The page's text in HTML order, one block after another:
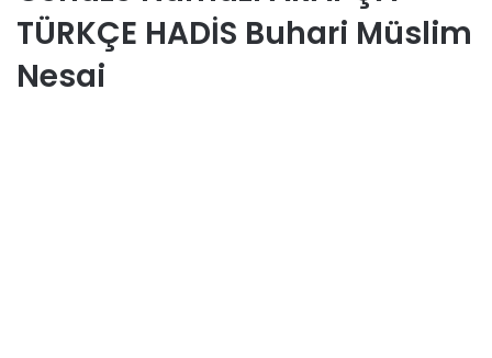
TÜRKÇE HADİS Buhari Müslim
Nesai